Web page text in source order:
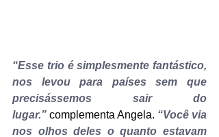
“Esse trio é simplesmente fantástico,
nos levou para países sem que
precisássemos sair do
lugar.” complementa Angela. “Você via
nos olhos deles o quanto estavam